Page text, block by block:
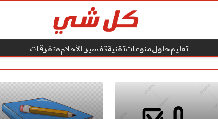
تعليمحلولمنوعاتتقنيةتفسير الأحلاممتفرقات